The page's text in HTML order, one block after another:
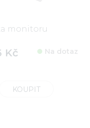
monitoru
Kč Na dotaz
KOUPIT